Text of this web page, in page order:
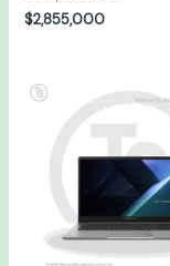
$2,855,000